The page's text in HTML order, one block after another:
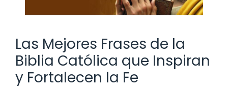
Las Mejores Frases de la
Biblia Católica que Inspiran
y Fortalecen la Fe